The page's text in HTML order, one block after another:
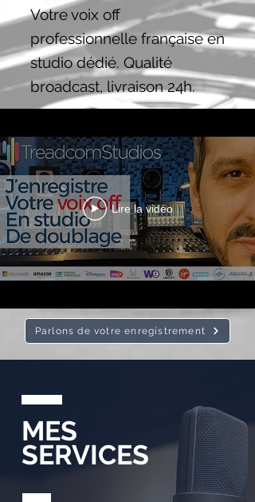
Votre voix off
professionnelle française en
studio dédié. Qualité
broadcast, livraison 24h.
Lire la vidéo
Parlons de votre enregistrement
MES
SERVICES